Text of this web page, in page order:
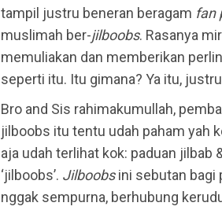
tampil justru beneran beragam fan
muslimah ber-jilboobs. Rasanya
memuliakan dan memberikan
seperti itu. Itu gimana? Ya itu,
Bro and Sis rahimakumullah,
jilboobs itu tentu udah paham yah
aja udah terlihat kok: paduan jilbab
‘jilboobs’. Jilboobsini sebutan bagi
nggak sempurna, berhubung